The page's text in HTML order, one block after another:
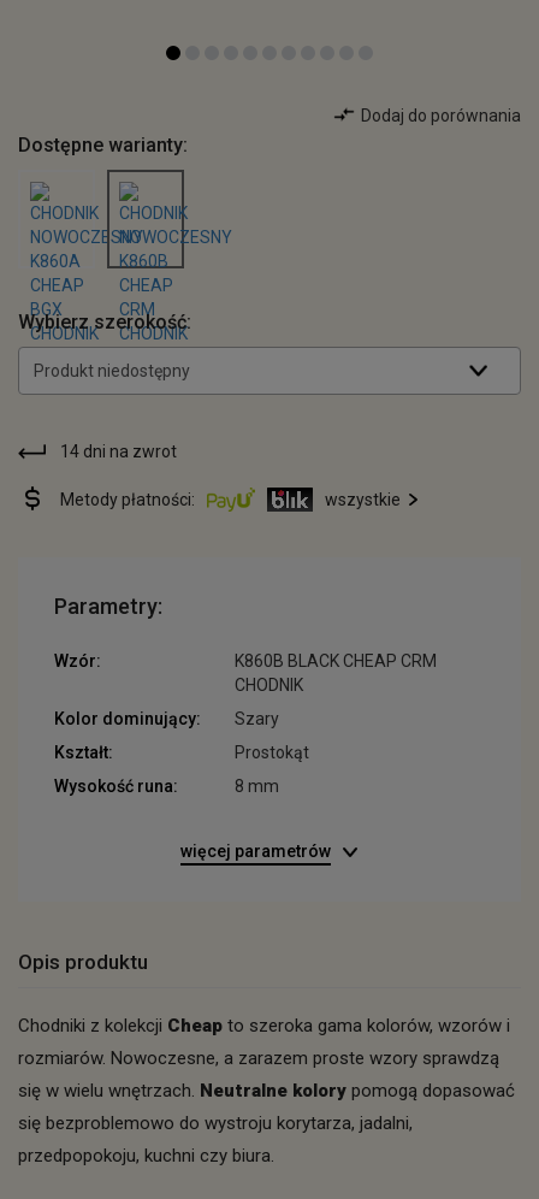
Dodaj do porównania
Dostępne warianty:
Wybierz szerokość:
Produkt niedostępny
14 dni na zwrot
Metody płatności: wszystkie
Parametry:
Wzór:
K860B BLACK CHEAP CRM
CHODNIK
Kolor dominujący:
Szary
Kształt:
Prostokąt
Wysokość runa:
8 mm
więcej parametrów
Opis produktu
Chodniki z kolekcji Cheap to szeroka gama kolorów, wzorów i
rozmiarów. Nowoczesne, a zarazem proste wzory sprawdzą
się w wielu wnętrzach. Neutralne kolory pomogą dopasować
się bezproblemowo do wystroju korytarza, jadalni,
przedpopokoju, kuchni czy biura.